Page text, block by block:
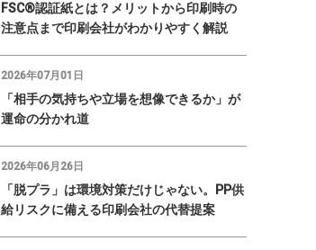
FSC®認証紙とは？メリットから印刷時の
注意点まで印刷会社がわかりやすく解説
2026年07月01日
「相手の気持ちや立場を想像できるか」が
運命の分かれ道
2026年06月26日
「脱プラ」は環境対策だけじゃない。PP供
給リスクに備える印刷会社の代替提案